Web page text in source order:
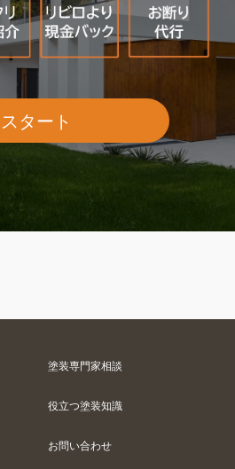
スタート
塗装専門家相談
役立つ塗装知識
お問い合わせ